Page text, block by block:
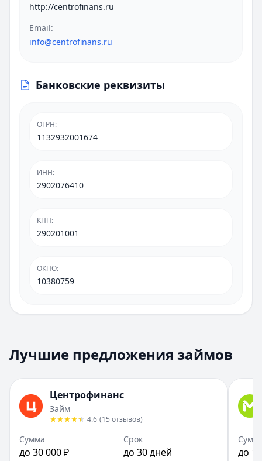
http://centrofinans.ru
Email:
info@centrofinans.ru
Банковские реквизиты
ОГРН:
1132932001674
ИНН:
2902076410
КПП:
290201001
ОКПО:
10380759
Лучшие предложения займов
Центрофинанс
Займ
4.6 (15 отзывов)
Сумма
до 30 000 ₽
Срок
до 30 дней до